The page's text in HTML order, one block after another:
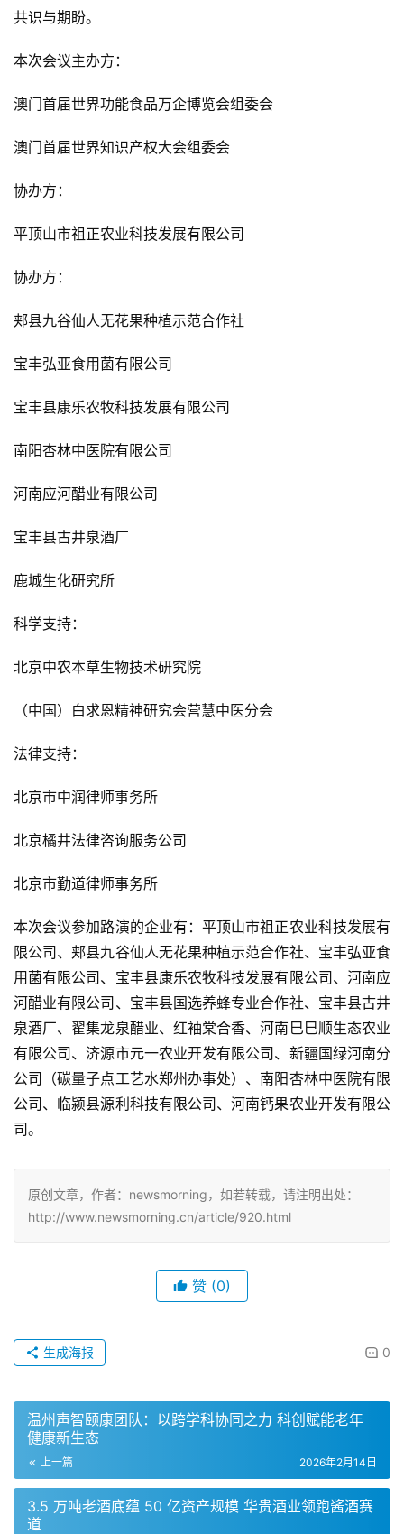
共识与期盼。
本次会议主办方：
澳门首届世界功能食品万企博览会组委会
澳门首届世界知识产权大会组委会
协办方：
平顶山市祖正农业科技发展有限公司
协办方：
郏县九谷仙人无花果种植示范合作社
宝丰弘亚食用菌有限公司
宝丰县康乐农牧科技发展有限公司
南阳杏林中医院有限公司
河南应河醋业有限公司
宝丰县古井泉酒厂
鹿城生化研究所
科学支持：
北京中农本草生物技术研究院
（中国）白求恩精神研究会营慧中医分会
法律支持：
北京市中润律师事务所
北京橘井法律咨询服务公司
北京市勤道律师事务所
本次会议参加路演的企业有：平顶山市祖正农业科技发展有
限公司、郏县九谷仙人无花果种植示范合作社、宝丰弘亚食
用菌有限公司、宝丰县康乐农牧科技发展有限公司、河南应
河醋业有限公司、宝丰县国选养蜂专业合作社、宝丰县古井
泉酒厂、翟集龙泉醋业、红袖棠合香、河南巳巳顺生态农业
有限公司、济源市元一农业开发有限公司、新疆国绿河南分
公司（碳量子点工艺水郑州办事处）、南阳杏林中医院有限
公司、临颍县源利科技有限公司、河南钙果农业开发有限公
司。
原创文章，作者：newsmorning，如若转载，请注明出处：
http://www.newsmorning.cn/article/920.html
赞 (0)
0
生成海报
温州声智颐康团队：以跨学科协同之力 科创赋能老年
健康新生态
上一篇 2026年2月14日
3.5 万吨老酒底蕴 50 亿资产规模 华贵酒业领跑酱酒赛
道